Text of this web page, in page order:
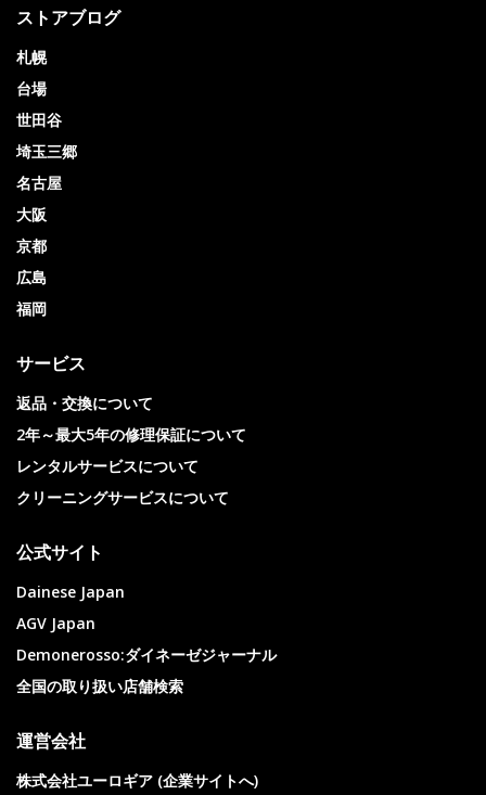
ストアブログ
札幌
台場
世田谷
埼玉三郷
名古屋
大阪
京都
広島
福岡
サービス
返品・交換について
2年～最大5年の修理保証について
レンタルサービスについて
クリーニングサービスについて
公式サイト
Dainese Japan
AGV Japan
Demonerosso:ダイネーゼジャーナル
全国の取り扱い店舗検索
運営会社
株式会社ユーロギア (企業サイトへ)